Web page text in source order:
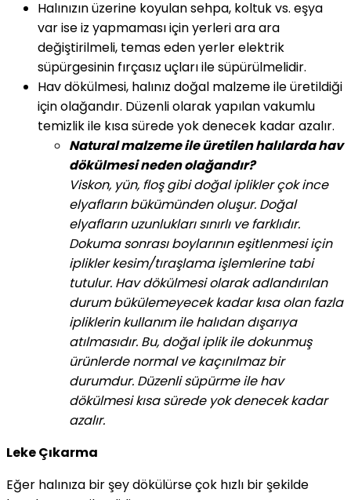
Halınızın üzerine koyulan sehpa, koltuk vs. eşya
var ise iz yapmaması için yerleri ara ara
değiştirilmeli, temas eden yerler elektrik
süpürgesinin fırçasız uçları ile süpürülmelidir.
Hav dökülmesi, halınız doğal malzeme ile üretildiği
için olağandır. Düzenli olarak yapılan vakumlu
temizlik ile kısa sürede yok denecek kadar azalır.
Natural malzeme ile üretilen halılarda hav
dökülmesi neden olağandır?
Viskon, yün, floş gibi doğal iplikler çok ince
elyafların bükümünden oluşur. Doğal
elyafların uzunlukları sınırlı ve farklıdır.
Dokuma sonrası boylarının eşitlenmesi için
iplikler kesim/tıraşlama işlemlerine tabi
tutulur. Hav dökülmesi olarak adlandırılan
durum bükülemeyecek kadar kısa olan fazla
ipliklerin kullanım ile halıdan dışarıya
atılmasıdır. Bu, doğal iplik ile dokunmuş
ürünlerde normal ve kaçınılmaz bir
durumdur. Düzenli süpürme ile hav
dökülmesi kısa sürede yok denecek kadar
azalır.
Leke Çıkarma
Eğer halınıza bir şey dökülürse çok hızlı bir şekilde